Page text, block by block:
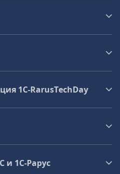
1C‑RarusTechDay
1С‑Рарус